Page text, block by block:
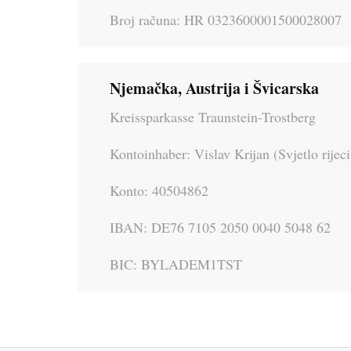
Broj računa: HR 0323600001500028007
Njemačka, Austrija i Švicarska
Kreissparkasse Traunstein-Trostberg
Kontoinhaber: Vislav Krijan (Svjetlo
Konto: 40504862
IBAN: DE76 7105 2050 0040 5048 62
BIC: BYLADEM1TST